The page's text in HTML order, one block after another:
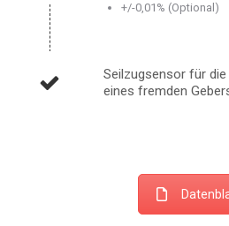
+/-0,01% (Optional)
Seilzugsensor für
eines fremden